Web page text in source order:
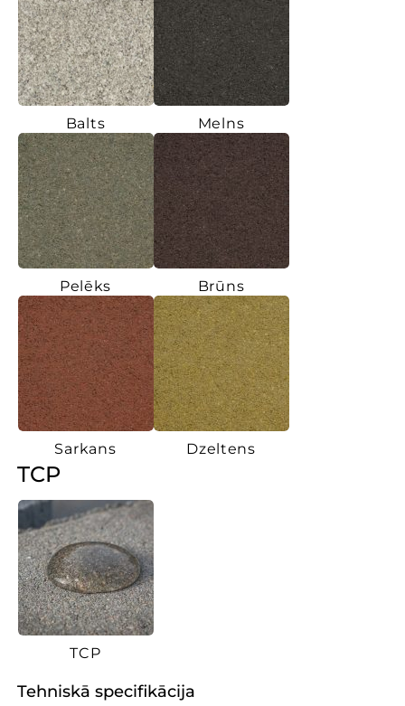
Balts Melns
Pelēks Brūns
Sarkans Dzeltens
TCP
TCP
Tehniskā specifikācija